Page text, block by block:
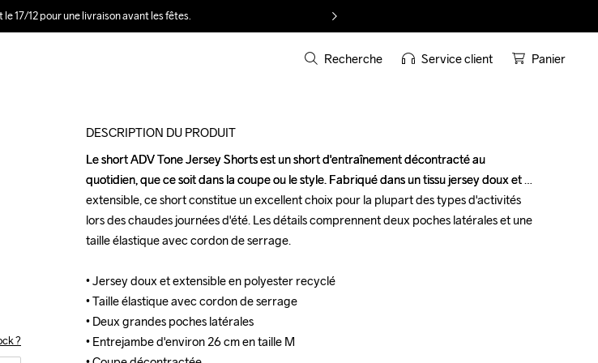
17/12 pour une livraison avant les fêtes.
Recherche Service client Panier
?
DESCRIPTION DU PRODUIT
Le short ADV Tone Jersey Shorts est un short d'entraînement décontracté au
quotidien, que ce soit dans la coupe ou le style. Fabriqué dans un tissu jersey doux et
extensible, ce short constitue un excellent choix pour la plupart des types d'activités
lors des chaudes journées d'été. Les détails comprennent deux poches latérales et une
taille élastique avec cordon de serrage.
• Jersey doux et extensible en polyester recyclé
• Taille élastique avec cordon de serrage
• Deux grandes poches latérales
• Entrejambe d'environ 26 cm en taille M
Le short ADV Tone Jersey Shorts est un short d'entraînement décontracté au
quotidien, que ce soit dans la coupe ou le style. Fabriqué dans un tissu jersey doux et
extensible, ce short constitue un excellent choix pour la plupart des types d'activités
lors des chaudes journées d'été. Les détails comprennent deux poches latérales et une
taille élastique avec cordon de serrage.
• Jersey doux et extensible en polyester recyclé
• Taille élastique avec cordon de serrage
• Deux grandes poches latérales
• Entrejambe d'environ 26 cm en taille M